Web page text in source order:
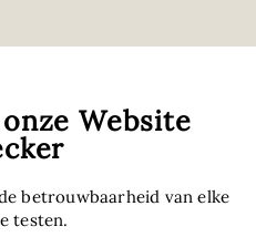
Website
betrouwbaarheid van elke
testen.